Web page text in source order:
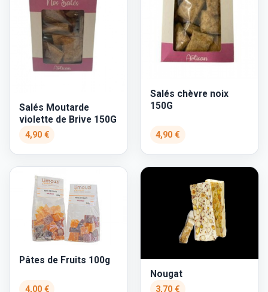
Salés Moutarde
violette de Brive 150G
4,90 €
Salés chèvre noix
150G
4,90 €
Pâtes de Fruits 100g
4,00 €
Nougat
3,70 €